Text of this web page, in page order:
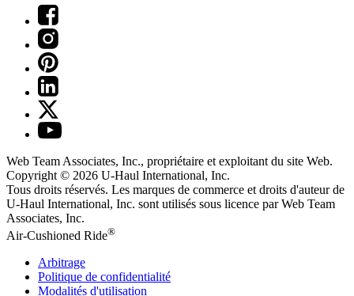
Web Team Associates, Inc., propriétaire et exploitant du site Web.
Copyright © 2026 U-Haul International, Inc.
Tous droits réservés. Les marques de commerce et droits d'auteur de
U-Haul International, Inc. sont utilisés sous licence par Web Team
Associates, Inc.
Air-Cushioned Ride®
Arbitrage
Politique de confidentialité
Modalités d'utilisation